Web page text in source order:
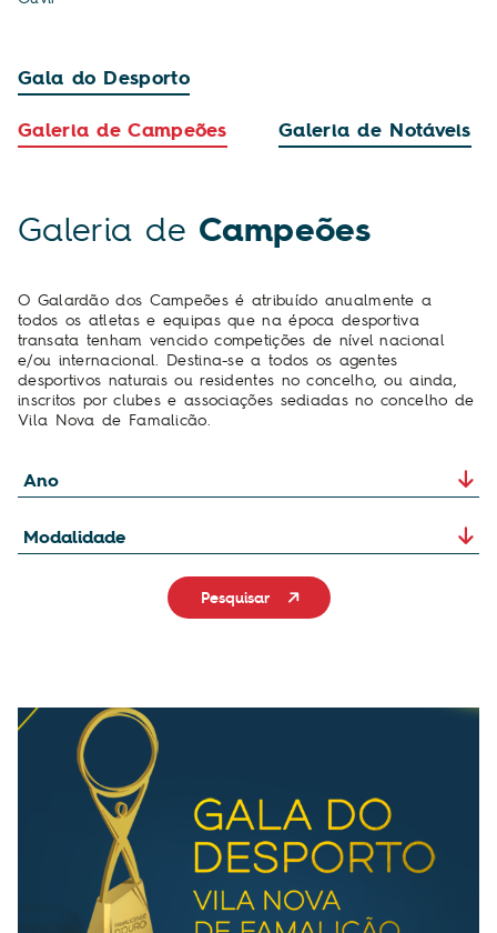
Gala do Desporto
Galeria de Campeões
Galeria de Notáveis
Galeria de Campeões
O Galardão dos Campeões é atribuído anualmente a
todos os atletas e equipas que na época desportiva
transata tenham vencido competições de nível nacional
e/ou internacional. Destina-se a todos os agentes
desportivos naturais ou residentes no concelho, ou ainda,
inscritos por clubes e associações sediadas no concelho de
Vila Nova de Famalicão.
Pesquisar